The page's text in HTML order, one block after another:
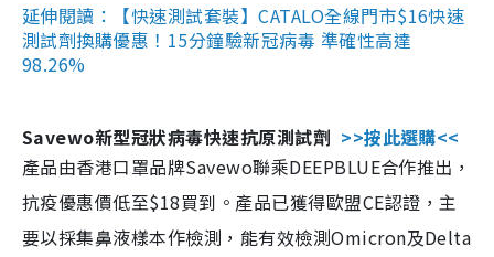
延伸閱讀：【快速測試套裝】CATALO全線門市$16快速
測試劑換購優惠！15分鐘驗新冠病毒 準確性高達
98.26%
Savewo新型冠狀病毒快速抗原測試劑 >>按此選購<<
產品由香港口罩品牌Savewo聯乘DEEPBLUE合作推出，
抗疫優惠價低至$18買到。產品已獲得歐盟CE認證，主
要以採集鼻液樣本作檢測，能有效檢測Omicron及Delta